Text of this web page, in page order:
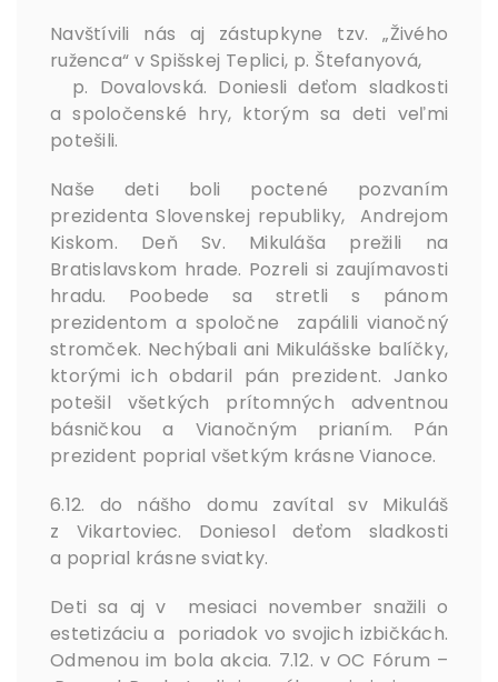
Navštívili nás aj zástupkyne tzv. „Živého
ruženca“ v Spišskej Teplici, p. Štefanyová,
p. Dovalovská. Doniesli deťom sladkosti
a spoločenské hry, ktorým sa deti veľmi
potešili.
Naše deti boli poctené pozvaním
prezidenta Slovenskej republiky, Andrejom
Kiskom. Deň Sv. Mikuláša prežili na
Bratislavskom hrade. Pozreli si zaujímavosti
hradu. Poobede sa stretli s pánom
prezidentom a spoločne zapálili vianočný
stromček. Nechýbali ani Mikulášske balíčky,
ktorými ich obdaril pán prezident. Janko
potešil všetkých prítomných adventnou
básničkou a Vianočným prianím. Pán
prezident poprial všetkým krásne Vianoce.
6.12. do nášho domu zavítal sv Mikuláš
z Vikartoviec. Doniesol deťom sladkosti
a poprial krásne sviatky.
Deti sa aj v mesiaci november snažili o
estetizáciu a poriadok vo svojich izbičkách.
Odmenou im bola akcia. 7.12. v OC Fórum –